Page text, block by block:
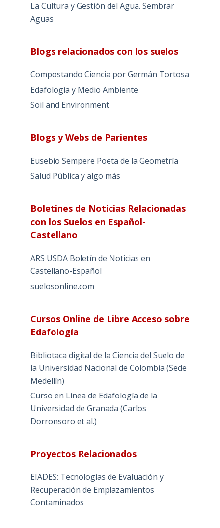
La Cultura y Gestión del Agua. Sembrar
Aguas
Blogs relacionados con los suelos
Compostando Ciencia por Germán Tortosa
Edafología y Medio Ambiente
Soil and Environment
Blogs y Webs de Parientes
Eusebio Sempere Poeta de la Geometría
Salud Pública y algo más
Boletines de Noticias Relacionadas
con los Suelos en Español-
Castellano
ARS USDA Boletín de Noticias en
Castellano-Español
suelosonline.com
Cursos Online de Libre Acceso sobre
Edafología
Bibliotaca digital de la Ciencia del Suelo de
la Universidad Nacional de Colombia (Sede
Medellín)
Curso en Línea de Edafología de la
Universidad de Granada (Carlos
Dorronsoro et al.)
Proyectos Relacionados
EIADES: Tecnologías de Evaluación y
Recuperación de Emplazamientos
Contaminados